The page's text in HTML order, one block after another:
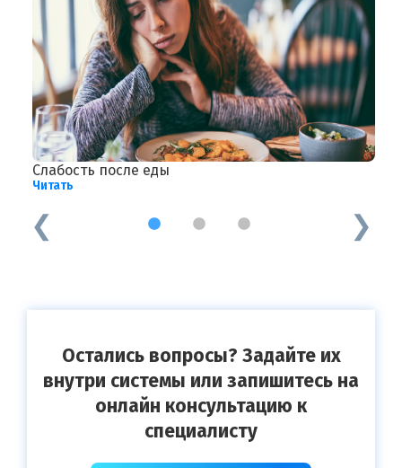
Слабость после еды
Читать
1 2 3
Остались вопросы? Задайте их
внутри системы или запишитесь на
онлайн консультацию к
специалисту